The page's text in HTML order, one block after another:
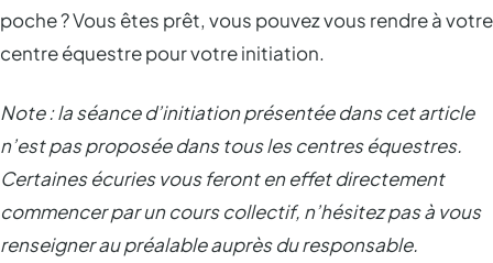
poche ? Vous êtes prêt, vous pouvez vous rendre à votre
centre équestre pour votre initiation.
Note : la séance d’initiation présentée dans cet article
n’est pas proposée dans tous les centres équestres.
Certaines écuries vous feront en effet directement
commencer par un cours collectif, n’hésitez pas à vous
renseigner au préalable auprès du responsable.